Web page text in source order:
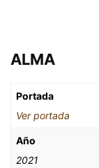
ALMA
Portada
Ver portada
Año
2021